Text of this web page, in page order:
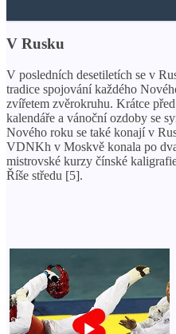
V Rusku
V posledních desetiletích se v
tradice spojování každého
zvířetem zvěrokruhu. Krátce
kalendáře a vánoční ozdoby se
Nového roku se také konají v
VDNKh v Moskvě konala po
mistrovské kurzy čínské
Říše středu [5].